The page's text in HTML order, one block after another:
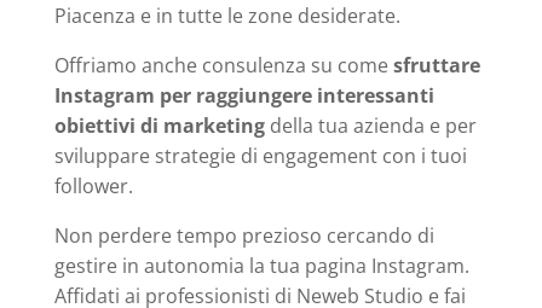
Piacenza e in tutte le zone desiderate.
Offriamo anche consulenza su comesfruttare
Instagram per raggiungere interessanti
obiettivi di marketingdella tua azienda e per
sviluppare strategie di engagement con i tuoi
follower.
Non perdere tempo prezioso cercando di
gestire in autonomia la tua pagina Instagram.
Affidati ai professionisti di Neweb Studio e fai